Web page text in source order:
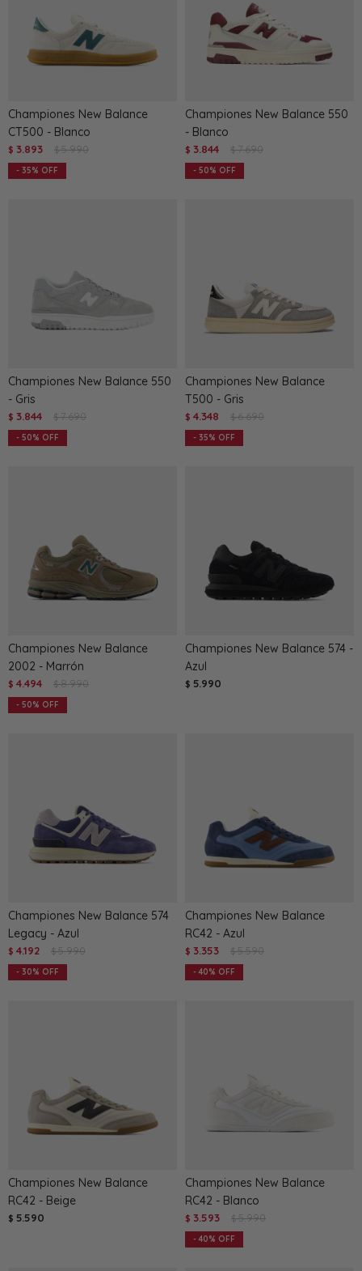
Championes New Balance
CT500 - Blanco
$ 3.893 $ 5.990
35
Championes New Balance 550
- Blanco
$ 3.844 $ 7.690
50
Championes New Balance 550
- Gris
$ 3.844 $ 7.690
50
Championes New Balance
T500 - Gris
$ 4.348 $ 6.690
35
Championes New Balance
2002 - Marrón
$ 4.494 $ 8.990
50
Championes New Balance 574 -
Azul
$ 5.990
Championes New Balance 574
Legacy - Azul
$ 4.192 $ 5.990
30
Championes New Balance
RC42 - Azul
$ 3.353 $ 5.590
40
Championes New Balance
RC42 - Beige
$ 5.590
Championes New Balance
RC42 - Blanco
$ 3.593 $ 5.990
40